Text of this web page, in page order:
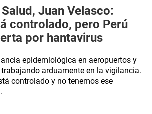
Juan Velasco:
controlado, pero Perú
por hantavirus
epidemiológica en aeropuertos y
arduamente en la vigilancia.
controlado y no tenemos ese